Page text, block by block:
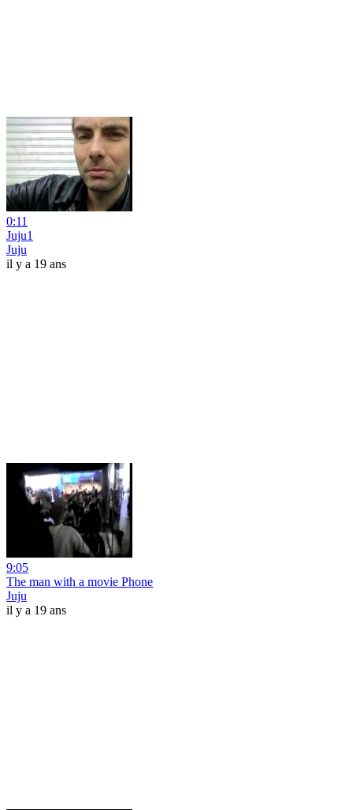
0:11
Juju1
Juju
il y a 19 ans
9:05
The man with a movie Phone
Juju
il y a 19 ans